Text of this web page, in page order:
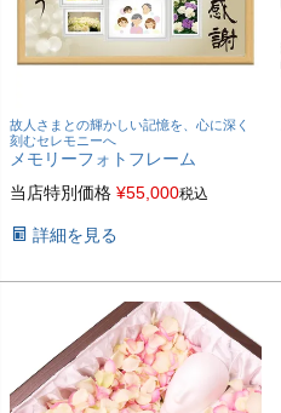
故人さまとの輝かしい記憶を、心に深く
刻むセレモニーへ
メモリーフォトフレーム
当店特別価格 ¥55,000税込
詳細を見る